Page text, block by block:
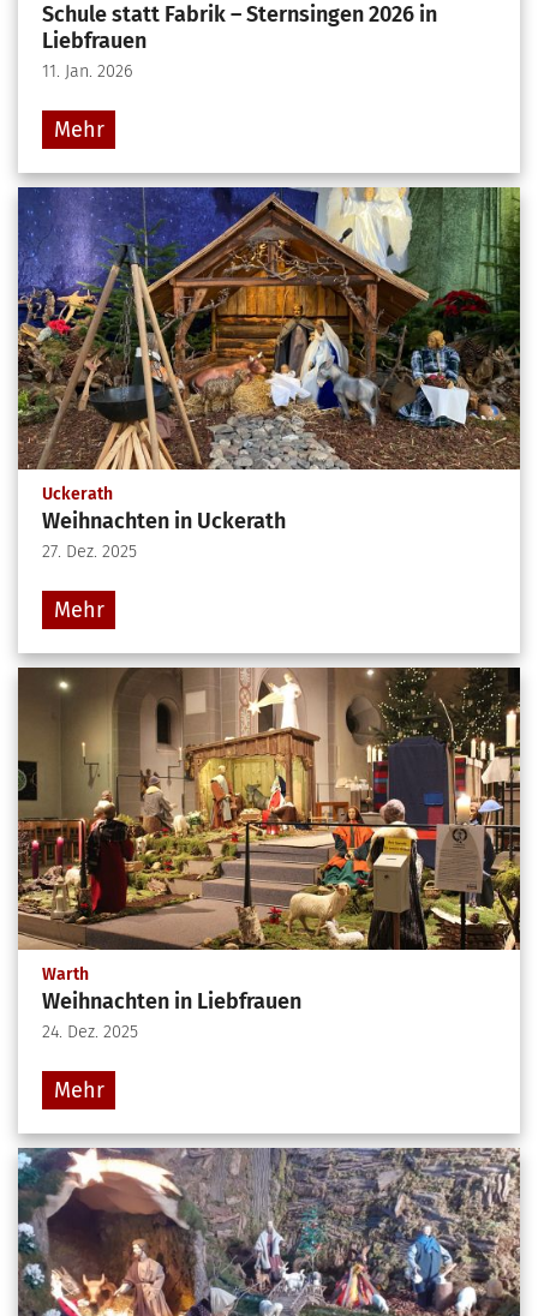
Schule statt Fabrik – Sternsingen 2026 in
Liebfrauen
11. Jan. 2026
Mehr
Uckerath:
Weihnachten in Uckerath
27. Dez. 2025
Mehr
Warth:
Weihnachten in Liebfrauen
24. Dez. 2025
Mehr